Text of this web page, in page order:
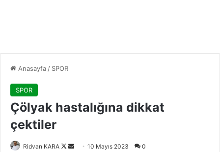
Anasayfa / SPOR
SPOR
Çölyak hastalığına dikkat
çektiler
Ridvan KARA
Follow
Bir
10 Mayıs 2023 0